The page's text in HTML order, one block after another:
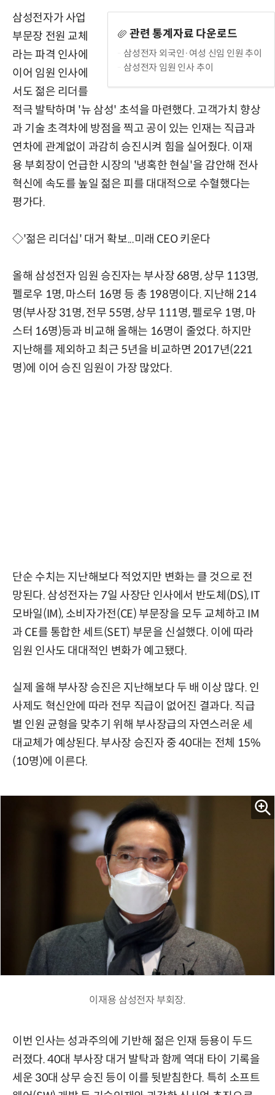
관련 통계자료 다운로드
삼성전자 외국인·여성 신임 인원 추이
삼성전자 임원 인사 추이
삼성전자가 사업
부문장 전원 교체
라는 파격 인사에
이어 임원 인사에
서도 젊은 리더를
적극 발탁하며 '뉴 삼성' 초석을 마련했다. 고객가치 향상
과 기술 초격차에 방점을 찍고 공이 있는 인재는 직급과
연차에 관계없이 과감히 승진시켜 힘을 실어줬다. 이재
용 부회장이 언급한 시장의 '냉혹한 현실'을 감안해 전사
혁신에 속도를 높일 젊은 피를 대대적으로 수혈했다는
평가다.
◇'젊은 리더십' 대거 확보...미래 CEO 키운다
올해 삼성전자 임원 승진자는 부사장 68명, 상무 113명,
펠로우 1명, 마스터 16명 등 총 198명이다. 지난해 214
명(부사장 31명, 전무 55명, 상무 111명, 펠로우 1명, 마
스터 16명)등과 비교해 올해는 16명이 줄었다. 하지만
지난해를 제외하고 최근 5년을 비교하면 2017년(221
명)에 이어 승진 임원이 가장 많았다.
단순 수치는 지난해보다 적었지만 변화는 클 것으로 전
망된다. 삼성전자는 7일 사장단 인사에서 반도체(DS), IT
모바일(IM), 소비자가전(CE) 부문장을 모두 교체하고 IM
과 CE를 통합한 세트(SET) 부문을 신설했다. 이에 따라
임원 인사도 대대적인 변화가 예고됐다.
실제 올해 부사장 승진은 지난해보다 두 배 이상 많다. 인
사제도 혁신안에 따라 전무 직급이 없어진 결과다. 직급
별 인원 균형을 맞추기 위해 부사장급의 자연스러운 세
대교체가 예상된다. 부사장 승진자 중 40대는 전체 15%
(10명)에 이른다.
이재용 삼성전자 부회장.
이번 인사는 성과주의에 기반해 젊은 인재 등용이 두드
러졌다. 40대 부사장 대거 발탁과 함께 역대 타이 기록을
세운 30대 상무 승진 등이 이를 뒷받침한다. 특히 소프트